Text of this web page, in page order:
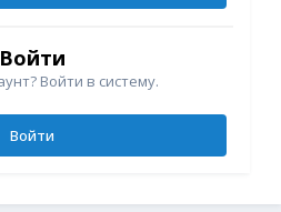
Войти
Войти в систему.
Войти